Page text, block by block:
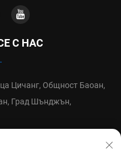
С НАС
Цичанг, Общност Баоан,
Град Шънджън,